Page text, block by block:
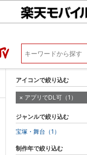
アイコンで絞り込む
アプリでDL可（1）
ジャンルで絞り込む
宝塚・舞台（1）
制作年で絞り込む